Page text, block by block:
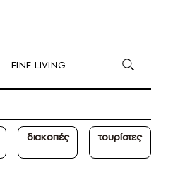
FINE LIVING
διακοπές τουρίστες